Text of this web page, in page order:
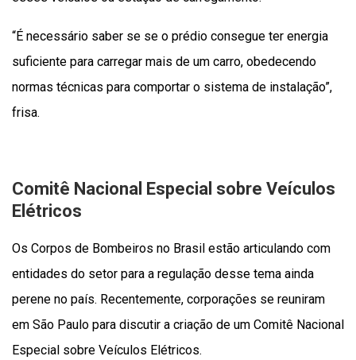
“É necessário saber se se o prédio consegue ter energia
suficiente para carregar mais de um carro, obedecendo
normas técnicas para comportar o sistema de instalação”,
frisa.
Comitê Nacional Especial sobre Veículos
Elétricos
Os Corpos de Bombeiros no Brasil estão articulando com
entidades do setor para a regulação desse tema ainda
perene no país. Recentemente, corporações se reuniram
em São Paulo para discutir a criação de um Comitê Nacional
Especial sobre Veículos Elétricos.